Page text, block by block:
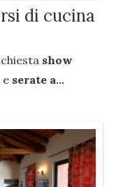
di cucina
show
e serate a...